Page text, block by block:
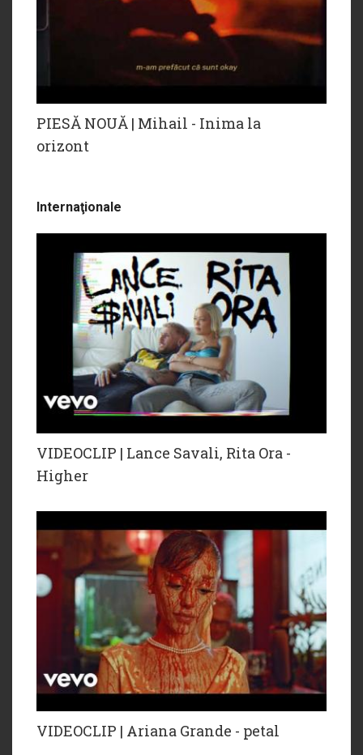
PIESĂ NOUĂ | Mihail - Inima la
orizont
Internaţionale
VIDEOCLIP | Lance Savali, Rita Ora -
Higher
VIDEOCLIP | Ariana Grande - petal